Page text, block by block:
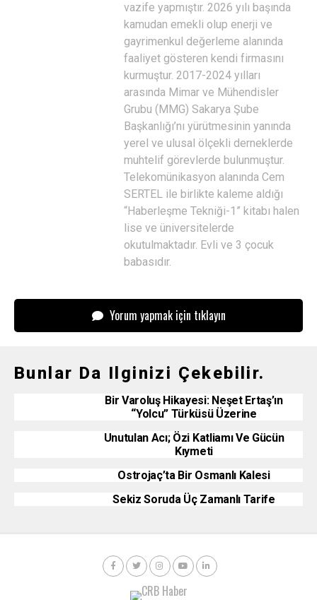
vazife yapmıştır. 2026 yılı başında
kamudan emekli olup enerji ve
gayrimenkul değerleme alanında
faaliyet gösteren kendi firmasını
kurmuştur. 2017-2024 yılları
arasında Mimar ve Mühendisler
Grubu (MMG) Sakarya Şube
Başkanlığı’nı yürütmesinin yanında
yerel ve ulusal ölçekli derneklerde
muhtelif görevlerde bulunmuştur.
Telekomünikasyon alanında Cem
SERTEL ile birlikte kaleme aldığı
“Haberleşme Tekniği-1” kitabı halen
lise ve üniversitelerde
okutulmaktadır. Evli ve 3 çocuk
babasıdır.
Yorum yapmak için tıklayın
Bunlar Da Ilginizi Çekebilir.
Bir Varoluş Hikayesi: Neşet Ertaş’ın
“Yolcu” Türküsü Üzerine
Unutulan Acı; Özi Katliamı Ve Gücün
Kıymeti
Ostrojaç’ta Bir Osmanlı Kalesi
Sekiz Soruda Üç Zamanlı Tarife